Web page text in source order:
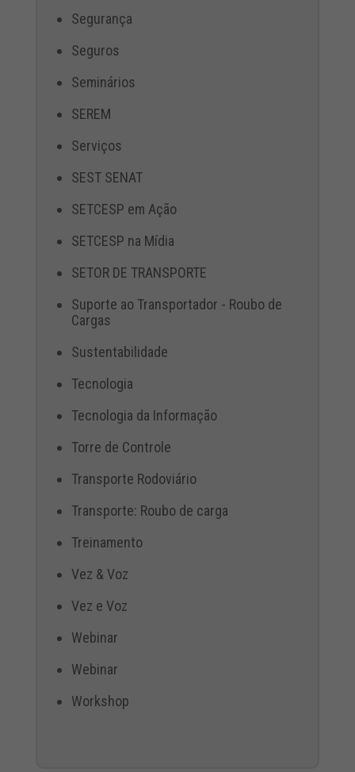
Segurança
Seguros
Seminários
SEREM
Serviços
SEST SENAT
SETCESP em Ação
SETCESP na Mídia
SETOR DE TRANSPORTE
Suporte ao Transportador - Roubo de
Cargas
Sustentabilidade
Tecnologia
Tecnologia da Informação
Torre de Controle
Transporte Rodoviário
Transporte: Roubo de carga
Treinamento
Vez & Voz
Vez e Voz
Webinar
Webinar
Workshop